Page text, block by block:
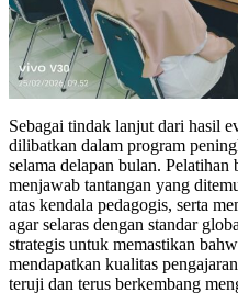
Sebagai tindak lanjut dari hasil
dilibatkan dalam program
selama delapan bulan.
menjawab tantangan yang
atas kendala pedagogis, serta
agar selaras dengan standar
strategis untuk memastikan
mendapatkan kualitas
teruji dan terus berkembang